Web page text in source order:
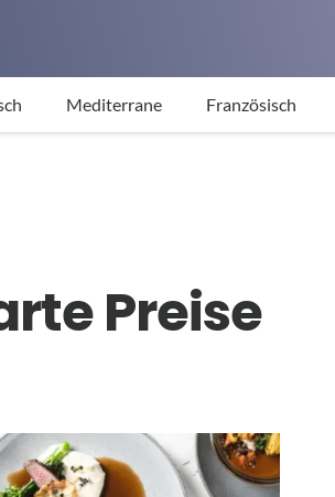
Mediterrane Französisch
Preise